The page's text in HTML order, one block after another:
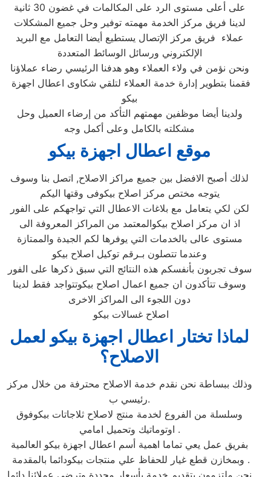
على أعلى مستوى الرد على المكالمات في غضون 30 ثانية
لدينا فريق مركز الخدمة مهمته توفير وحل جميع المشكلات
عملاء فريق مركز الإتصال يستطيع أيضا التعامل مع البريد
الإلكتروني ورسائل الوسائط المتعددة
ونحن نؤمن في ولاء العملاء وهو هدفنا الرئيسي رضاء عملاؤنا
بيكو
ولدينا أيضا موظفين مهمتهم التأكد من إرضاء العميل وحل
مشكلته بالكامل وعلى أكمل وجه
موقع اعطال اجهزة بيكو
لذلك أصبح الافضل بين جميع مراكز الاصلاح, اتصل بنا وسوف
يتوجه مختص مركز اصلاح بيكوفى وقتها اليكم
لكن لكي يتعامل مع بلاغات الاعطال التي تواجهكم على الفور
اذ ان مركز اصلاح بيكوالمعتمد من المراكز المعروفة الى
مستوى عالى بالخدمات التي يوفرها لكم الجيدة والممتازة
وعندما تتصلون بـرقم توكيل اصلاح بيكو
سوف تجربون بأنفسكم هذه النتائج التي سبق ذكرها على الفور
وسوف تتأكدون ان جميع اعمال اصلاح بيكوتتواجد فقط لدينا
دون اللجوء الى المراكز الاخرى
اصلاح غسالات بيكو
لماذا تختار اعطال اجهزة بيكو لعمل
الاصلاح؟
وذلك ببساطة نحن نقدم خدمة الاصلاح محترفة من خلال مركز
رئيسي ب.
وسلسلة من الفروع لخدمة منتج لاصلاح ثلاجاتات بيكوفوق
اوتوماتيك وتحميل امامي .
بفريق عمل يعي تماما اهمية أسم اعطال اجهزة بيكو العالمية
وبمخازن قطع غيار للحفاظ علي منتجات بيكودائما بالمقدمة .
نحن ملتزمون بتقديم خدمة بأسعار محددة وترضي عملائنا دائما